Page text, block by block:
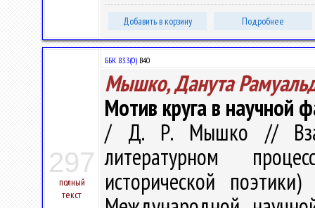
Добавить в корзину Подробнее
297
полный
текст
ББК 83.3(0) В40
Мышко, Данута
Мотив круга в научной
/ Д. Р. Мышко //
литературном
исторической